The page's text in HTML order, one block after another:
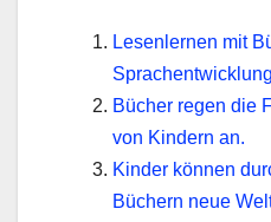
Lesenlernen mit
Bücher regen die
von Kindern an.
Kinder können
Büchern neue